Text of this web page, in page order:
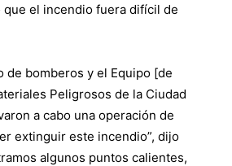
que el incendio fuera difícil de
de bomberos y el Equipo [de
Peligrosos de la Ciudad
a cabo una operación de
extinguir este incendio”, dijo
algunos puntos calientes,